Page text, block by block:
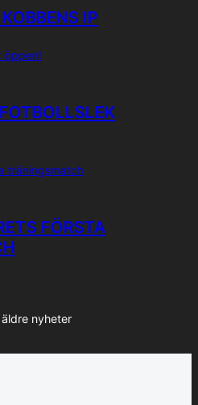
IP
FÖRSTA
nyheter